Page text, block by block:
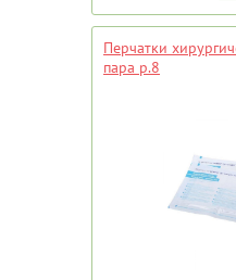
Перчатки
пара р.8